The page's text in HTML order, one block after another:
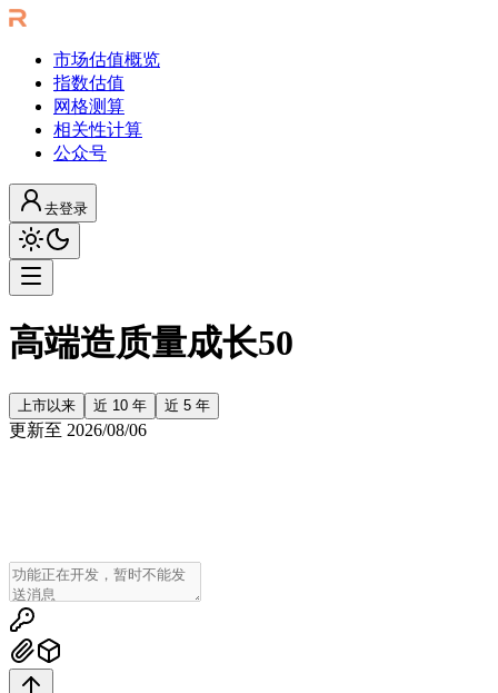
市场估值概览
指数估值
网格测算
相关性计算
公众号
去登录
高端造质量成长50
上市以来 近 10 年 近 5 年
更新至 2026/08/06